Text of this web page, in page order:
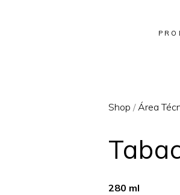
Shop /Área
280 ml